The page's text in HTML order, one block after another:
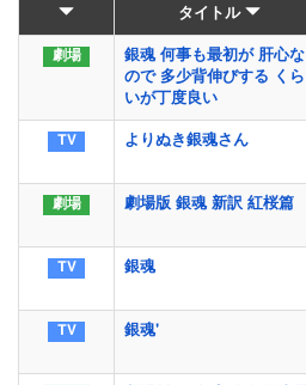
タイトル
銀魂 何事も最初が 肝心な
ので 多少背伸びする くら
いが丁度良い
よりぬき銀魂さん
劇場版 銀魂 新訳 紅桜篇
銀魂
銀魂'